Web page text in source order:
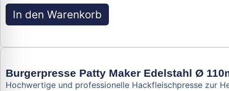
In den Warenkorb
Burgerpresse Patty Maker Edelstahl Ø
Hochwertige und professionelle Hackfleischpresse zur